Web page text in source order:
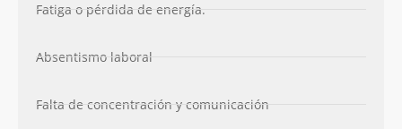
Fatiga o pérdida de energía.
Absentismo laboral
Falta de concentración y comunicación